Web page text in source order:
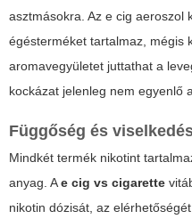
asztmásokra. Az e cig aeroszol
égésterméket tartalmaz, mégis
aromavegyületet juttathat a
kockázat jelenleg nem egyenlő
Függőség és
Mindkét termék nikotint
anyag. Ae cig vs cigarette
nikotin dózisát, az